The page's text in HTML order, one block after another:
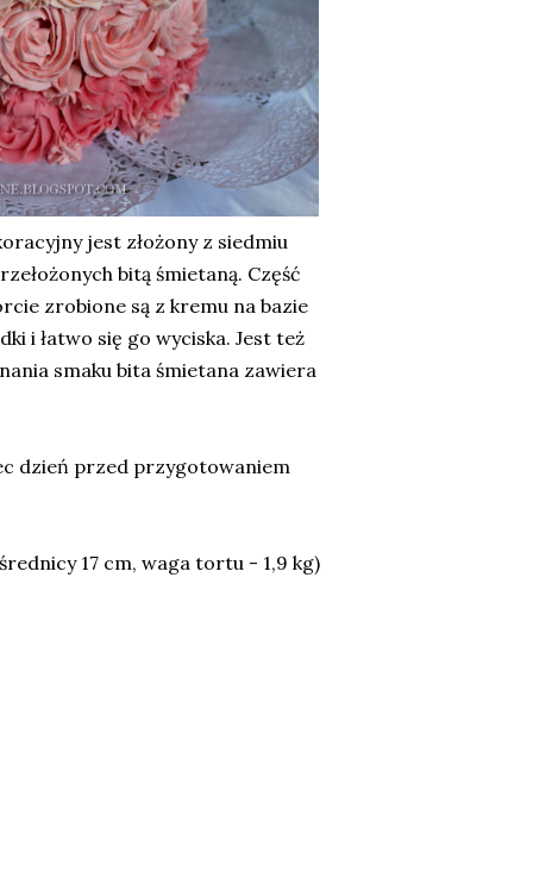
jest złożony z siedmiu
bitą śmietaną. Część
zrobione są z kremu na bazie
i łatwo się go wyciska. Jest też
smaku bita śmietana zawiera
dzień przed przygotowaniem
17 cm, waga tortu - 1,9 kg)